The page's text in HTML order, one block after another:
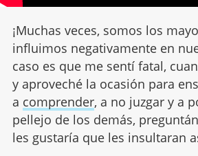
¡Muchas veces, somos los
influimos negativamente en
caso es que me sentí fatal,
y aproveché la ocasión para
a comprender, a no juzgar y a
pellejo de los demás,
les gustaría que les insultaran